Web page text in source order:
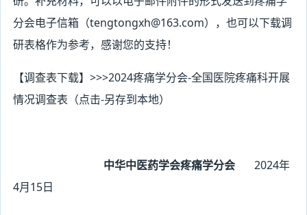
分会电子信箱（tengtongxh@163.com），也可以下载调
研表格作为参考，感谢您的支持！
【调查表下载】>>>2024疼痛学分会-全国医院疼痛科开展
情况调查表（点击-另存到本地）
中华中医药学会疼痛学分会
2024年
4月15日